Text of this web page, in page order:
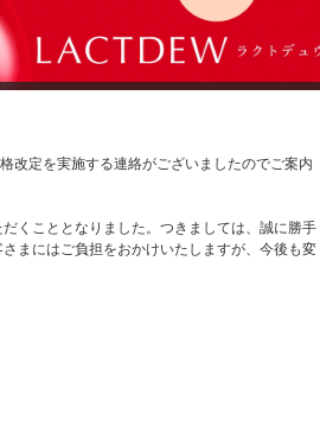
改定を実施する連絡がございましたのでご案内
くこととなりました。つきましては、誠に勝手
まにはご負担をおかけいたしますが、今後も変